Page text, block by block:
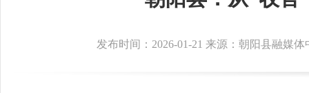
发布时间：2026-01-21 来源：朝阳县融媒体